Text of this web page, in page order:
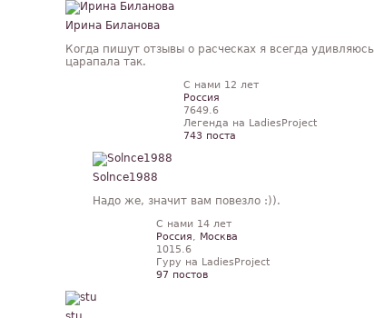
Ирина Биланова
Когда пишут отзывы о расческах я всегда
царапала так.
С нами 12 лет
Россия
7649.6
Легенда на LadiesProject
743 поста
Solnce1988
Надо же, значит вам повезло :)).
С нами 14 лет
Россия, Москва
1015.6
Гуру на LadiesProject
97 постов